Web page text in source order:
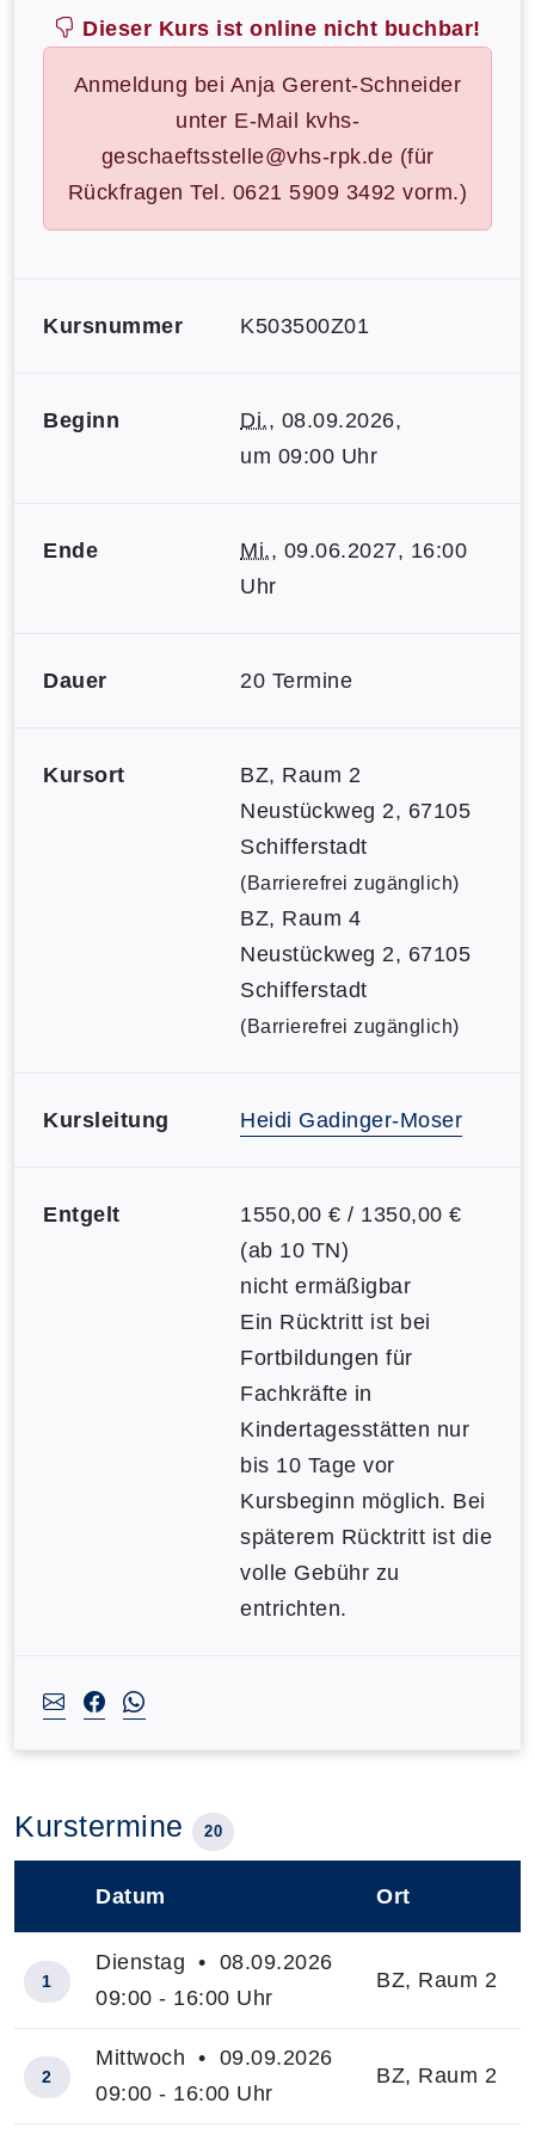
Dieser Kurs ist online nicht buchbar!
Anmeldung bei Anja Gerent-Schneider
unter E-Mail kvhs-
geschaeftsstelle@vhs-rpk.de (für
Rückfragen Tel. 0621 5909 3492 vorm.)
Kursnummer K503500Z01
Beginn Di., 08.09.2026,
um 09:00 Uhr
Ende Mi., 09.06.2027, 16:00
Uhr
Dauer 20 Termine
Kursort
BZ, Raum 2
Neustückweg 2, 67105
Schifferstadt
(Barrierefrei zugänglich)
BZ, Raum 4
Neustückweg 2, 67105
Schifferstadt
(Barrierefrei zugänglich)
Kursleitung Heidi Gadinger-Moser
Entgelt
1550,00 € / 1350,00 €
(ab 10 TN)
nicht ermäßigbar
Ein Rücktritt ist bei
Fortbildungen für
Fachkräfte in
Kindertagesstätten nur
bis 10 Tage vor
Kursbeginn möglich. Bei
späterem Rücktritt ist die
volle Gebühr zu
entrichten.
Kurstermine 20
Datum Ort
1
Dienstag • 08.09.2026
09:00 - 16:00 Uhr
BZ, Raum 2
2
Mittwoch • 09.09.2026
09:00 - 16:00 Uhr
BZ, Raum 2